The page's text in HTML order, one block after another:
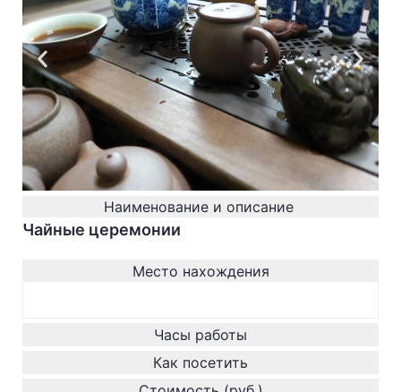
Наименование и описание
Чайные церемонии
Место нахождения
Часы работы
Как посетить